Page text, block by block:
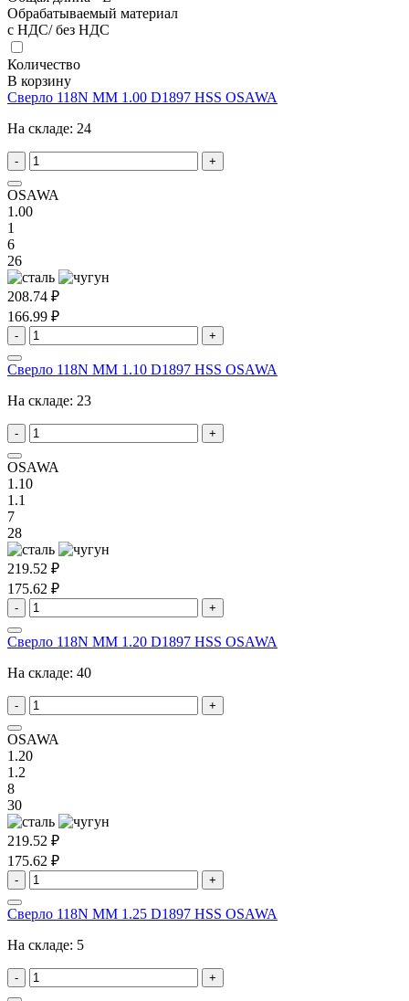
Обрабатываемый материал
с НДС/ без НДС
Количество
В корзину
Сверло 118N MM 1.00 D1897 HSS OSAWA
На складе: 24
- +
OSAWA
1.00
1
6
26
208.74 ₽
166.99 ₽
- +
Сверло 118N MM 1.10 D1897 HSS OSAWA
На складе: 23
- +
OSAWA
1.10
1.1
7
28
219.52 ₽
175.62 ₽
- +
Сверло 118N MM 1.20 D1897 HSS OSAWA
На складе: 40
- +
OSAWA
1.20
1.2
8
30
219.52 ₽
175.62 ₽
- +
Сверло 118N MM 1.25 D1897 HSS OSAWA
На складе: 5
- +